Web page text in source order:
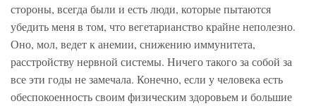
стороны, всегда были и есть люди, которые пытаются
убедить меня в том, что вегетарианство крайне неполезно.
Оно, мол, ведет к анемии, снижению иммунитета,
расстройству нервной системы. Ничего такого за собой за
все эти годы не замечала. Конечно, если у человека есть
обеспокоенность своим физическим здоровьем и большие